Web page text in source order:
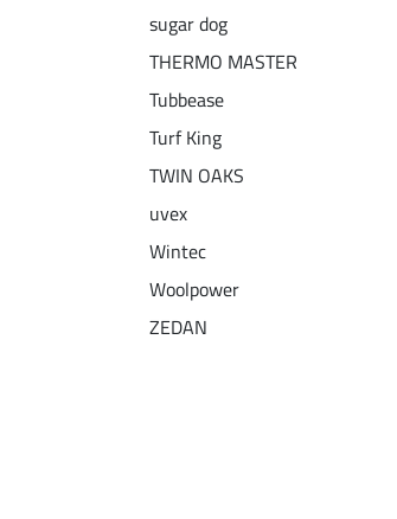
sugar dog
THERMO MASTER
Tubbease
Turf King
TWIN OAKS
uvex
Wintec
Woolpower
ZEDAN